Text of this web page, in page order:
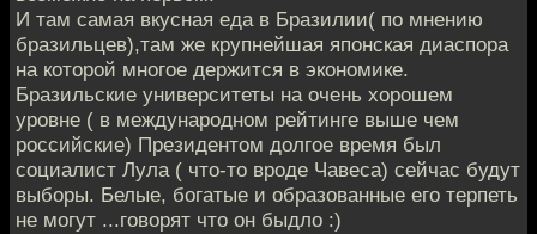
И там самая вкусная еда в Бразилии( по мнению
бразильцев),там же крупнейшая японская диаспора
на которой многое держится в экономике.
Бразильские университеты на очень хорошем
уровне ( в международном рейтинге выше чем
российские) Президентом долгое время был
социалист Лула ( что-то вроде Чавеса) сейчас будут
выборы. Белые, богатые и образованные его терпеть
не могут ...говорят что он быдло :)